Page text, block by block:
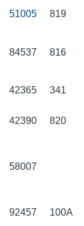
51005 819
84537 816
42365 341
42390 820
58007
92457 100A